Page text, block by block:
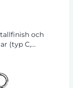
och
(typ C,
är
återvunnen